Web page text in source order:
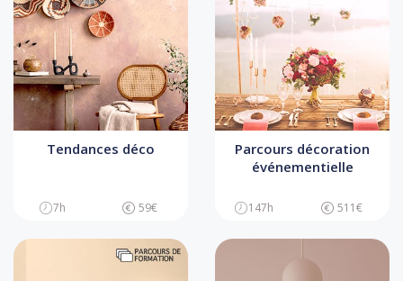
Tendances déco
7h 59€
Parcours décoration
événementielle
147h 511€